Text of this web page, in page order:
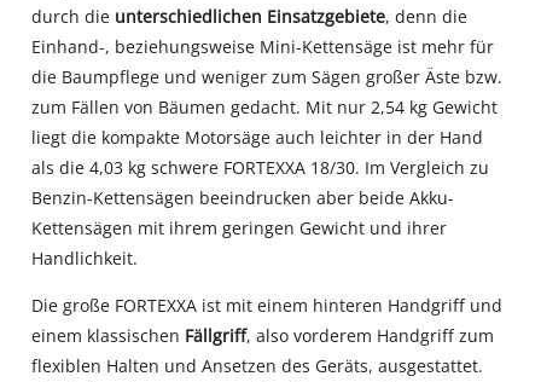
the
site
their
CMP
to
add
this
to
the
of
technologies
used.
durch die unterschiedlichen Einsatzgebiete, denn die
Einhand-, beziehungsweise Mini-Kettensäge ist mehr für
die Baumpflege und weniger zum Sägen großer Äste bzw.
zum Fällen von Bäumen gedacht. Mit nur 2,54 kg Gewicht
liegt die kompakte Motorsäge auch leichter in der Hand
als die 4,03 kg schwere FORTEXXA 18/30. Im Vergleich zu
Benzin-Kettensägen beeindrucken aber beide Akku-
Kettensägen mit ihrem geringen Gewicht und ihrer
Handlichkeit.
Die große FORTEXXA ist mit einem hinteren Handgriff und
einem klassischen Fällgriff, also vorderem Handgriff zum
flexiblen Halten und Ansetzen des Geräts, ausgestattet.